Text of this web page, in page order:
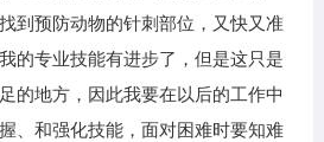
到预防动物的针刺部位，又快又准
的专业技能有进步了，但是这只是
的地方，因此我要在以后的工作中
、和强化技能，面对困难时要知难